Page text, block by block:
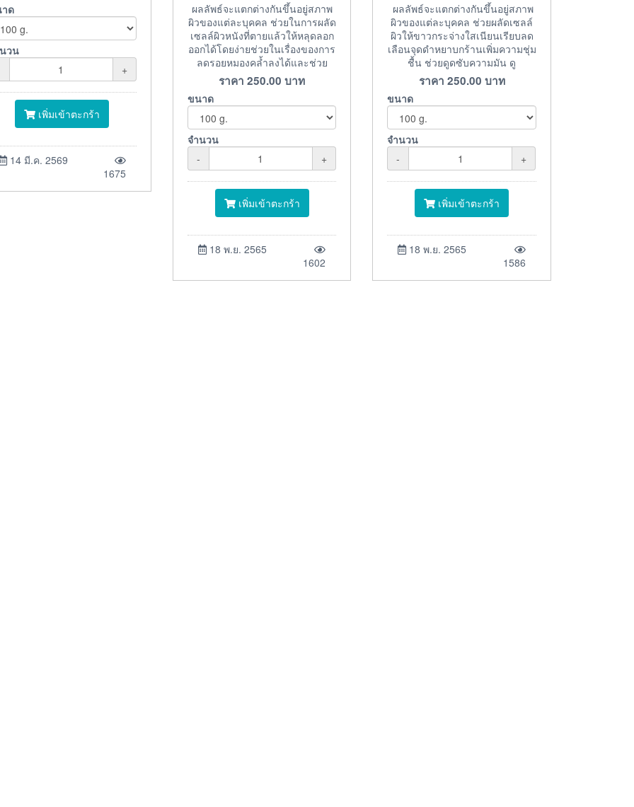
ด
วน
+
เพิ่มเข้าตะกร้า
14 มี.ค. 2569
1675
ผลลัพธ์จะแตกต่างกันขึ้นอยู่สภาพ
ผิวของแต่ละบุคคล ช่วยในการผลัด
เซลล์ผิวหนังที่ตายแล้วให้หลุดลอก
ออกได้โดยง่ายช่วยในเรื่องของการ
ลดรอยหมองคล้ำลงได้และช่วย
ราคา250.00 บาท
ขนาด
จำนวน
-
+
เพิ่มเข้าตะกร้า
18 พ.ย. 2565
1602
ผลลัพธ์จะแตกต่างกันขึ้นอยู่สภาพ
ผิวของแต่ละบุคคล ช่วยผลัดเซลล์
ผิวให้ขาวกระจ่างใสเนียนเรียบลด
เลือนจุดดำหยาบกร้านเพิ่มความชุ่ม
ชื้น ช่วยดูดซับความมัน ดู
ราคา 250.00 บาท
ขนาด
จำนวน
-
+
เพิ่มเข้าตะกร้า
18 พ.ย. 2565
1586